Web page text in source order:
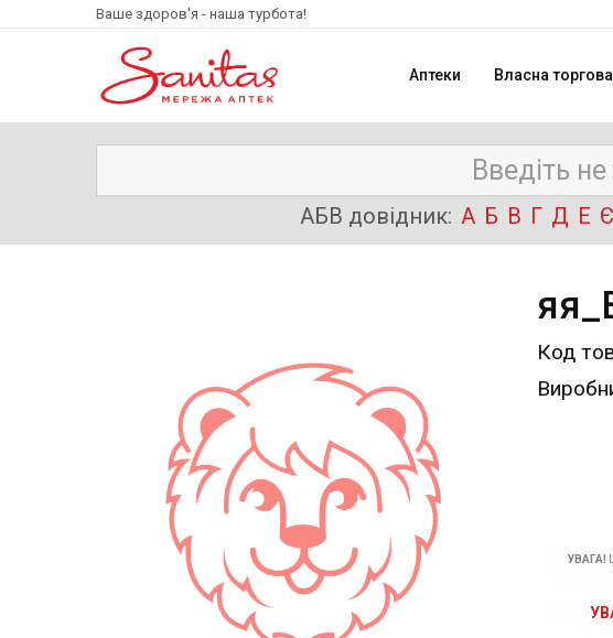
Ваше здоров'я - наша турбота!
Аптеки Власна
АБВ довідник: А Б В Г Д Е Є
Код
УВАГА!